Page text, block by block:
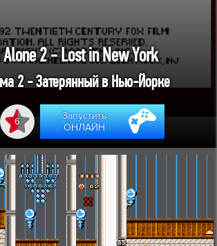
Alone 2 - Lost in New York
2 - Затерянный в Нью-Йорке
6
Запустить
ОНЛАЙН